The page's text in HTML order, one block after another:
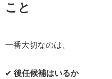
こと
一番大切なのは、
✔後任候補はいるか